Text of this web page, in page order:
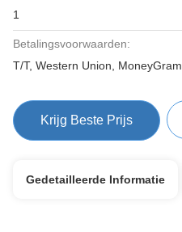
1
Betalingsvoorwaarden:
T/T, Western Union, MoneyGram
Krijg Beste Prijs
Gedetailleerde Informatie